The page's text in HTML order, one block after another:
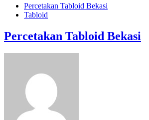
Percetakan Tabloid Bekasi
Tabloid
Percetakan Tabloid Bekasi